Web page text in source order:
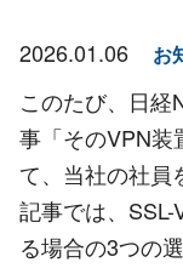
2026.01.06 お
このたび、日経
事「そのVPN装
て、当社の社員
記事では、 SSL-
る場合の3つの